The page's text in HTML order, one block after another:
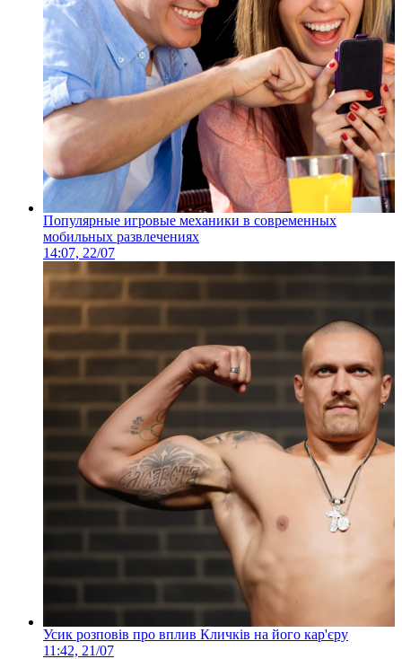
Популярные игровые механики в современных
мобильных развлечениях
14:07, 22/07
Усик розповів про вплив Кличків на його кар'єру
11:42, 21/07